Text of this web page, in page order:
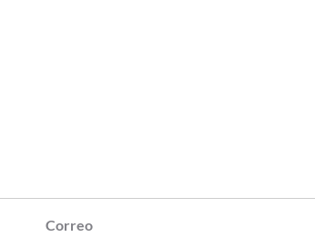
Correo